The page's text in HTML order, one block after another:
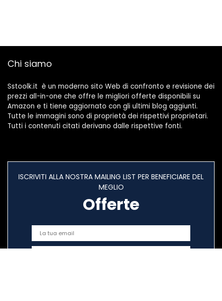
Chi siamo
Sstoolk.it è un moderno sito Web di confronto e revisione dei
prezzi all-in-one che offre le migliori offerte disponibili su
Amazon e ti tiene aggiornato con gli ultimi blog aggiunti.
Tutte le immagini sono di proprietà dei rispettivi proprietari.
Tutti i contenuti citati derivano dalle rispettive fonti.
ISCRIVITI ALLA NOSTRA MAILING LIST PER BENEFICIARE DEL
MEGLIO
Offerte